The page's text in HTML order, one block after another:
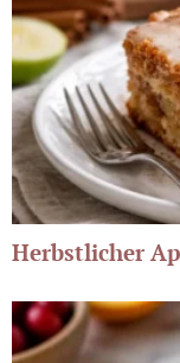
Herbstlicher